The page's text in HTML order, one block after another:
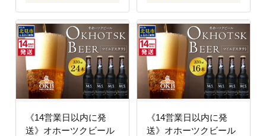
《14営業日以内に発
送》オホーツクビール
《14営業日以内に発
送》オホーツクビール